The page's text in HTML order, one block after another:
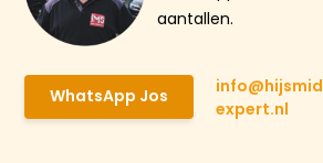
aantallen.
WhatsApp Jos
expert.nl